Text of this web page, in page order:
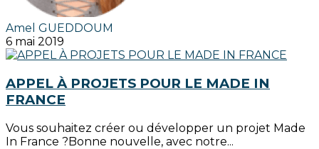
Amel GUEDDOUM
6 mai 2019
APPEL À PROJETS POUR LE MADE IN
FRANCE
Vous souhaitez créer ou développer un projet Made
In France ?Bonne nouvelle, avec notre...